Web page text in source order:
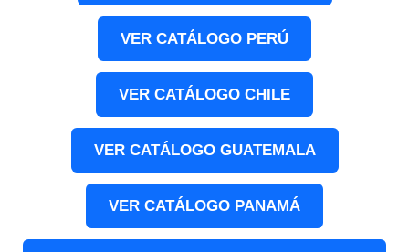
VER CATÁLOGO PERÚ
VER CATÁLOGO CHILE
VER CATÁLOGO GUATEMALA
VER CATÁLOGO PANAMÁ